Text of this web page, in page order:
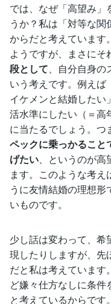
では、なぜ「高望み」
うか？私は「対等な
からだと考えています
ようですが、まさにそ
段として、自分自身の
いう考えです。例え
イケメンと結婚したい
活水準にしたい（＝高
に当たるでしょう。つ
ペックに乗っかること
げたい、というのが高
ます。このような考
うに友情結婚の理想
いものです。
少し話は変わって、希
現したりしますが、先
だと私は考えています
ど嫌々仕方なしに条
と考えているからで